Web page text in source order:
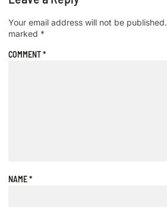
Your email address will not be published.
marked *
COMMENT*
NAME*